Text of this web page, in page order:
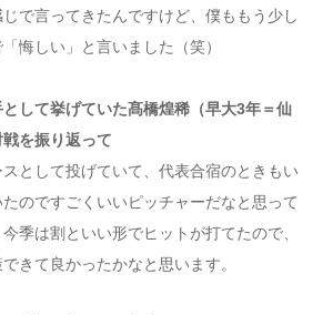
で言ってきたんですけど、僕ももう少し
悔しい」と言いました（笑）
して挙げていた髙橋煌稀（早大3年＝仙
を振り返って
として投げていて、代表合宿のときもい
のですごくいいピッチャーだなと思って
季は割といい形でヒットが打てたので、
きて良かったかなと思います。